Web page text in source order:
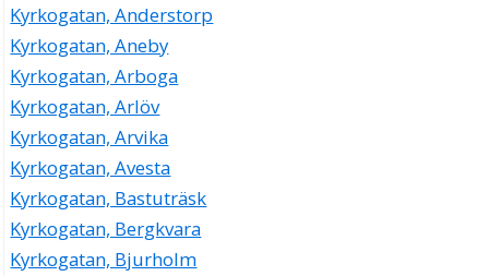
Kyrkogatan, Anderstorp
Kyrkogatan, Aneby
Kyrkogatan, Arboga
Kyrkogatan, Arlöv
Kyrkogatan, Arvika
Kyrkogatan, Avesta
Kyrkogatan, Bastuträsk
Kyrkogatan, Bergkvara
Kyrkogatan, Bjurholm